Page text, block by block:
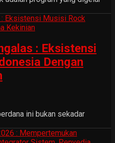
: Eksistensi
Dengan
ini bukan sekadar